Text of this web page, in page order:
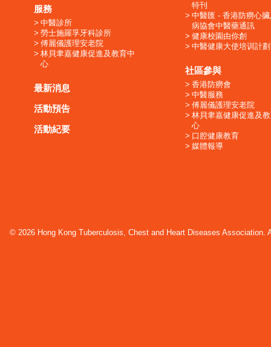
服務
中醫診所
勞士施羅孚牙科診所
傅麗儀護理安老院
林貝聿嘉健康促進及教育中
心
最新消息
活動預告
活動紀要
特刊
中醫匯 - 香港防癆心
病協會中醫藥通訊
健康校園由你創
中醫健康大使培训計劃
社區參與
香港防癆會
中醫服務
傅麗儀護理安老院
林貝聿嘉健康促進及
心
口腔健康教育
媒體報導
© 2026 Hong Kong Tuberculosis, Chest and Heart Diseases Association.